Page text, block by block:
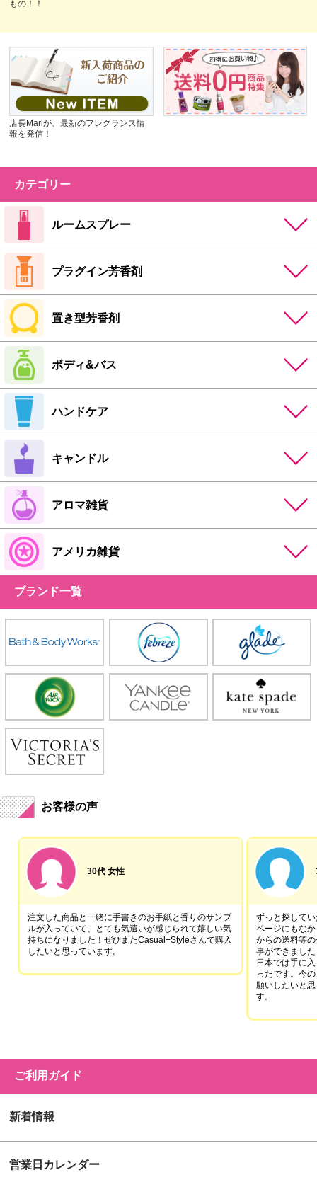
もの！！
店長Mariが、最新のフレグランス情
報を発信！
カテゴリー
ルームスプレー
プラグイン芳香剤
置き型芳香剤
ボディ&バス
ハンドケア
キャンドル
アロマ雑貨
アメリカ雑貨
ブランド一覧
お客様の声
30代 女性
注文した商品と一緒に手書きのお手紙と香りのサンプ
ルが入っていて、とても気遣いが感じられて嬉しい気
持ちになりました！ぜひまたCasual+Styleさんで購入
したいと思っています。
ずっと探して
ページにもな
からの送料等
事ができました
日本では手に
ったです。今
願いしたいと
す。
ご利用ガイド
新着情報
営業日カレンダー